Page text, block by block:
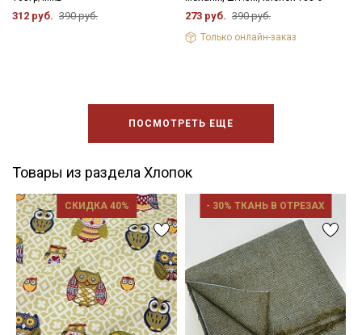
312 руб. 390 руб. 273 руб. 390 руб.
Только онлайн-заказ
ПОСМОТРЕТЬ ЕЩЕ
Товары из раздела Хлопок
СКИДКА 40% - 30% ТКАНЬ В ОТРЕЗАХ